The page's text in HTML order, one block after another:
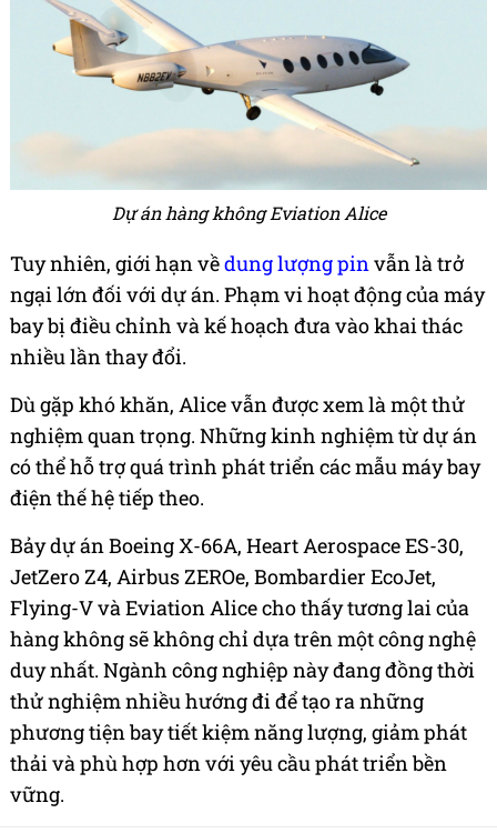
Dự án hàng không Eviation Alice
Tuy nhiên, giới hạn vềdung lượng pinvẫn là trở
ngại lớn đối với dự án. Phạm vi hoạt động của máy
bay bị điều chỉnh và kế hoạch đưa vào khai thác
nhiều lần thay đổi.
Dù gặp khó khăn, Alice vẫn được xem là một thử
nghiệm quan trọng. Những kinh nghiệm từ dự án
có thể hỗ trợ quá trình phát triển các mẫu máy bay
điện thế hệ tiếp theo.
Bảy dự án Boeing X-66A, Heart Aerospace ES-30,
JetZero Z4, Airbus ZEROe, Bombardier EcoJet,
Flying-V và Eviation Alice cho thấy tương lai của
hàng không sẽ không chỉ dựa trên một công nghệ
duy nhất. Ngành công nghiệp này đang đồng thời
thử nghiệm nhiều hướng đi để tạo ra những
phương tiện bay tiết kiệm năng lượng, giảm phát
thải và phù hợp hơn với yêu cầu phát triển bền
vững.